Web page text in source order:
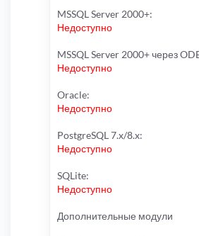
MSSQL Server 2000+:
Недоступно
MSSQL Server 2000+ через
Недоступно
Oracle:
Недоступно
PostgreSQL 7.x/8.x:
Недоступно
SQLite:
Недоступно
Дополнительные модули